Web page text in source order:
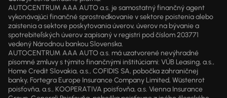
AUTOCENTRUM AAA AUTO a.s. je samostatný finančný agent
vykonávajúci finančné sprostredkovanie v sektore poistenia alebo
zaistenia a sektore poskytovania úverov, úverov na bývanie a
spotrebiteľských úverov zapísaný v registri pod číslom 203771
vedený Národnou bankou Slovenska.
AUTOCENTRUM AAA AUTO a.s. má uzatvorené nevýhradné
písomné zmluvy s týmito finančnými inštitúciami: VÚB Leasing, a.s.,
Home Credit Slovakia, a.s., COFIDIS SA, pobočka zahraničnej
banky, Fortegra Europe Insurance Company Limited, Wüstenrot
poisťovňa, a.s., KOOPERATIVA poisťovňa, a.s. Vienna Insurance